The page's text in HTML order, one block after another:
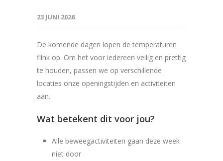
23 JUNI 2026
De komende dagen lopen de temperaturen
flink op. Om het voor iedereen veilig en prettig
te houden, passen we op verschillende
locaties onze openingstijden en activiteiten
aan.
Wat betekent dit voor jou?
Alle beweegactiviteiten gaan deze week
niet door